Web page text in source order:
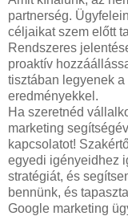
partnerség.
céljaikat szem előtt
Rendszeres
proaktív
tisztában legyenek
eredményekkel.
Ha szeretnéd
marketing
kapcsolatot!
egyedi igényeidhez
stratégiát, és
bennünk, és
Google marketing